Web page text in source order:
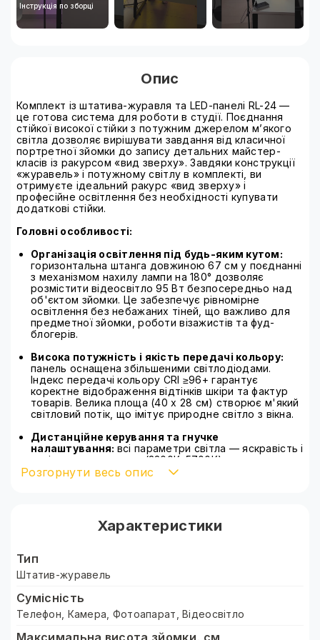
Інструкція по зборці
Опис
Комплект із штатива-журавля та LED-панелі RL-24 —
це готова система для роботи в студії. Поєднання
стійкої високої стійки з потужним джерелом м’якого
світла дозволяє вирішувати завдання від класичної
портретної зйомки до запису детальних майстер-
класів із ракурсом «вид зверху». Завдяки конструкції
«журавель» і потужному світлу в комплекті, ви
отримуєте ідеальний ракурс «вид зверху» і
професійне освітлення без необхідності купувати
додаткові стійки.
Головні особливості:
Організація освітлення під будь-яким кутом:
горизонтальна штанга довжиною 67 см у поєднанні
з механізмом нахилу лампи на 180° дозволяє
розмістити відеосвітло 95 Вт безпосередньо над
об'єктом зйомки. Це забезпечує рівномірне
освітлення без небажаних тіней, що важливо для
предметної зйомки, роботи візажистів та фуд-
блогерів.
Висока потужність і якість передачі кольору:
панель оснащена збільшеними світлодіодами.
Індекс передачі кольору CRI ≥96+ гарантує
коректне відображення відтінків шкіри та фактур
товарів. Велика площа (40 х 28 см) створює м'який
світловий потік, що імітує природне світло з вікна.
Дистанційне керування та гнучке
налаштування: всі параметри світла — яскравість і
колірна температура (3200К–5700К) —
регулюються за допомогою пульта ДУ з радіусом
дії до 20 метрів.
Металеві ніжки оснащені прогумованими
утримуючи вагу лампи та супутнього обладнання.
1/4" дозволяє використовувати штатив не тільки з
відеосвітлом, але й встановлювати на нього інші
освітлювальні прилади, тримачі для смартфонів або
компактні камери вагою до 2 кг.
Розгорнути весь опис
Характеристики
Тип
Штатив-журавель
Сумісність
Телефон, Камера, Фотоапарат, Відеосвітло
Максимальна висота зйомки, см